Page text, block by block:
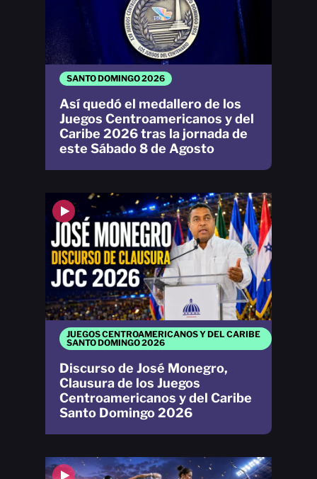
JUEGOS CENTROAMERICANOS Y DEL CARIBE
SANTO DOMINGO 2026
Discurso de José Monegro,
Clausura de los Juegos
Centroamericanos y del Caribe
Santo Domingo 2026
SANTO DOMINGO 2026
Así quedó el medallero de los
Juegos Centroamericanos y del
Caribe 2026 tras la jornada de
este Sábado 8 de Agosto